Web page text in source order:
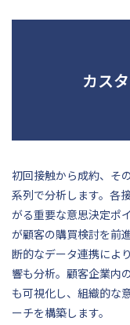
カス
初回接触から成約、そ
系列で分析します。各
がる重要な意思決定ポ
が顧客の購買検討を前
断的なデータ連携によ
響も分析。顧客企業内
も可視化し、組織的な
ーチを構築します。